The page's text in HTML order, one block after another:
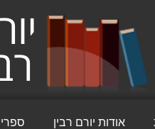
אודות יורם רבין